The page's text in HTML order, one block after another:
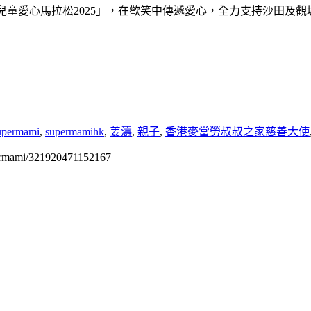
童愛心馬拉松2025」，在歡笑中傳遞愛心，全力支持沙田及
, supermamihk, 姜濤, 親子, 香港麥當勞叔叔之家慈善大使
321920471152167